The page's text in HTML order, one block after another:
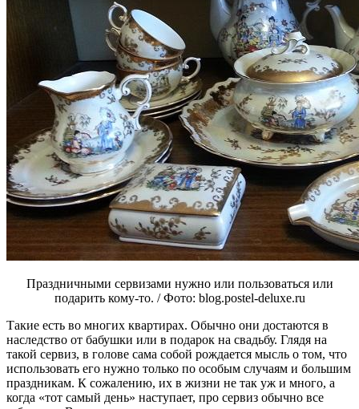
Праздничными сервизами нужно или пользоваться или
подарить кому-то. / Фото: blog.postel-deluxe.ru
Такие есть во многих квартирах. Обычно они достаются в
наследство от бабушки или в подарок на свадьбу. Глядя на
такой сервиз, в голове сама собой рождается мысль о том, что
использовать его нужно только по особым случаям и большим
праздникам. К сожалению, их в жизни не так уж и много, а
когда «тот самый день» наступает, про сервиз обычно все